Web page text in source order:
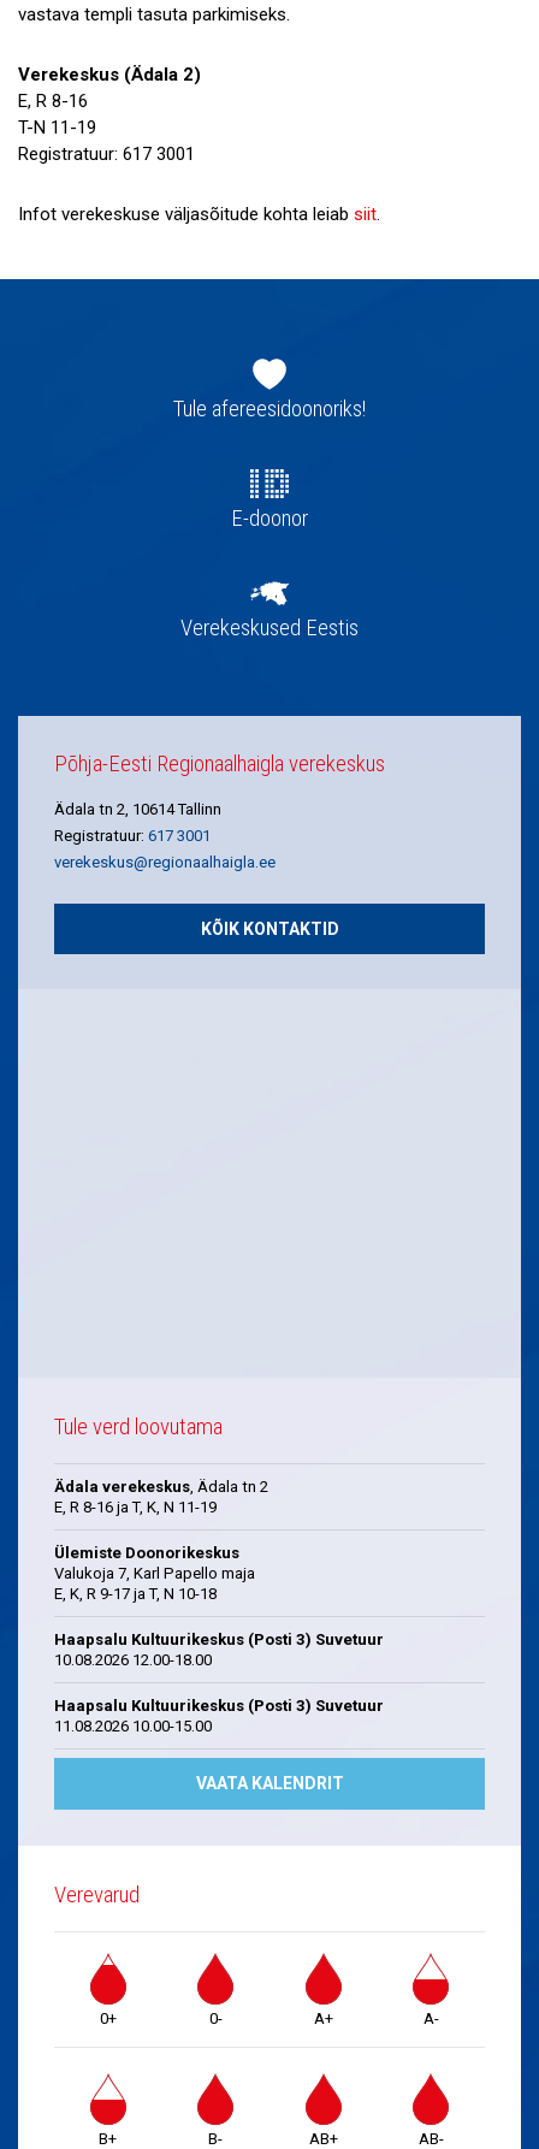
vastava templi tasuta parkimiseks.
Verekeskus (Ädala 2)
E, R 8-16
T-N 11-19
Registratuur: 617 3001
Infot verekeskuse väljasõitude kohta leiab siit.
navigatsioonTule afereesidoonoriks!
E-doonor
Verekeskused Eestis
Põhja-Eesti Regionaalhaigla verekeskus
Ädala tn 2, 10614 Tallinn
Registratuur: 617 3001
verekeskus@regionaalhaigla.ee
KÕIK KONTAKTID
Tule verd loovutama
Ädala verekeskus, Ädala tn 2
E, R 8-16 ja T, K, N 11-19
Ülemiste Doonorikeskus
Valukoja 7, Karl Papello maja
E, K, R 9-17 ja T, N 10-18
Haapsalu Kultuurikeskus (Posti 3) Suvetuur
10.08.2026 12.00-18.00
Haapsalu Kultuurikeskus (Posti 3) Suvetuur
11.08.2026 10.00-15.00
VAATA KALENDRIT
Verevarud
0+ 0- A+ A-
B+ B- AB+ AB-